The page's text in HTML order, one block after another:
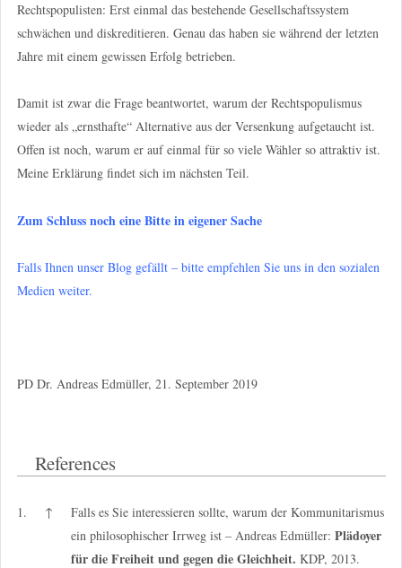
Rechtspopulisten: Erst einmal das bestehende Gesellschaftssystem
schwächen und diskreditieren. Genau das haben sie während der letzten
Jahre mit einem gewissen Erfolg betrieben.
Damit ist zwar die Frage beantwortet, warum der Rechtspopulismus
wieder als „ernsthafte“ Alternative aus der Versenkung aufgetaucht ist.
Offen ist noch, warum er auf einmal für so viele Wähler so attraktiv ist.
Meine Erklärung findet sich im nächsten Teil.
Zum Schluss noch eine Bitte in eigener Sache
Falls Ihnen unser Blog gefällt – bitte empfehlen Sie uns in den sozialen
Medien weiter.
PD Dr. Andreas Edmüller, 21. September 2019
References
1. ↑
Falls es Sie interessieren sollte, warum der Kommunitarismus
ein philosophischer Irrweg ist – Andreas Edmüller: Plädoyer
für die Freiheit und gegen die Gleichheit. KDP, 2013.